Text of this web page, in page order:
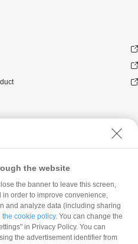
考え方
the website
the banner to leave this screen,
order to improve convenience,
and analyze data (including sharing
the cookie policy. You can change the
in Privacy Policy. You can
the advertisement identifier from